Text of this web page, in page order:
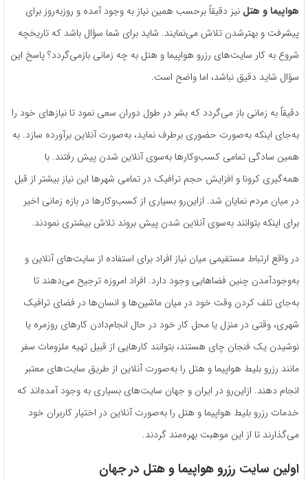
هواپیما و هتل نیز دقیقاً برحسب همین نیاز به وجود آمده و روزبه‌روز برای
پیشرفت و بهترشدن تلاش می‌نمایند. شاید برای شما سؤال باشد که تاریخچه
شروع به کار سایت‌های رزرو هواپیما و هتل به چه زمانی بازمی‌گردد؟ پاسخ این
سؤال شاید دقیق نباشد، اما واضح است.
دقیقاً به زمانی باز می‌گردد که بشر در طول دوران سعی نمود تا نیازهای خود را
به‌جای اینکه به‌صورت حضوری برطرف نماید، به‌صورت آنلاین برآورده سازد. به
همین سادگی تمامی کسب‌وکارها به‌سوی آنلاین شدن پیش رفتند. با
همه‌گیری کرونا و افزایش حجم ترافیک در تمامی شهرها این نیاز بیشتر از قبل
در میان مردم نمایان شد. ازاین‌رو بسیاری از کسب‌وکارها در بازه زمانی اخیر
برای اینکه بتوانند به‌سوی آنلاین شدن پیش بروند تلاش بیشتری نمودند.
در واقع ارتباط مستقیمی میان نیاز افراد برای استفاده از سایت‌های آنلاین و
به‌وجودآمدن چنین فضاهایی وجود دارد. افراد امروزه ترجیح می‌‌دهند تا
به‌جای تلف کردن وقت خود در میان ماشین‌ها و انسان‌ها در فضای ترافیک
شهری، وقتی در منزل یا محل کار خود در حال انجام‌دادن کارهای روزمره یا
نوشیدن یک فنجان چای هستند، بتوانند کارهایی از قبیل تهیه ملزومات سفر
مانند رزرو بلیط هواپیما و هتل را به‌صورت آنلاین از طریق سایت‌های معتبر
انجام دهند. ازاین‌رو در ایران و جهان سایت‌های بسیاری به وجود آمده‌اند که
خدمات رزرو بلیط هواپیما و هتل را به‌صورت آنلاین در اختیار کاربران خود
می‌گذارند تا از این موهبت بهره‌مند گردند.
اولین سایت رزرو هواپیما و هتل در جهان